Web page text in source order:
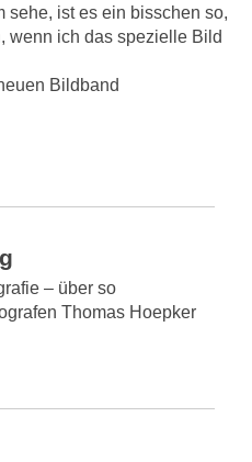
sehe, ist es ein bisschen so,
wenn ich das spezielle Bild
Bildband
– über so
Thomas Hoepker